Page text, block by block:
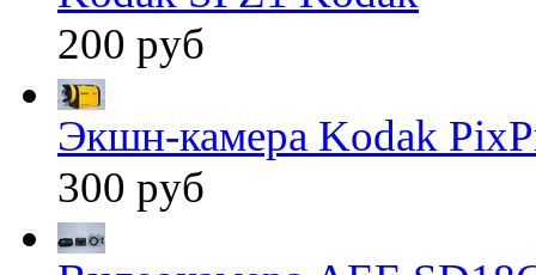
200 руб
Экшн-камера Kodak
300 руб